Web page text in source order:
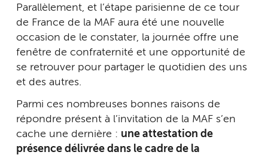
Parallèlement, et l’étape parisienne de ce tour
de France de la MAF aura été une nouvelle
occasion de le constater, la journée offre une
fenêtre de confraternité et une opportunité de
se retrouver pour partager le quotidien des uns
et des autres.
Parmi ces nombreuses bonnes raisons de
répondre présent à l’invitation de la MAF s’en
cache une dernière : une attestation de
présence délivrée dans le cadre de la